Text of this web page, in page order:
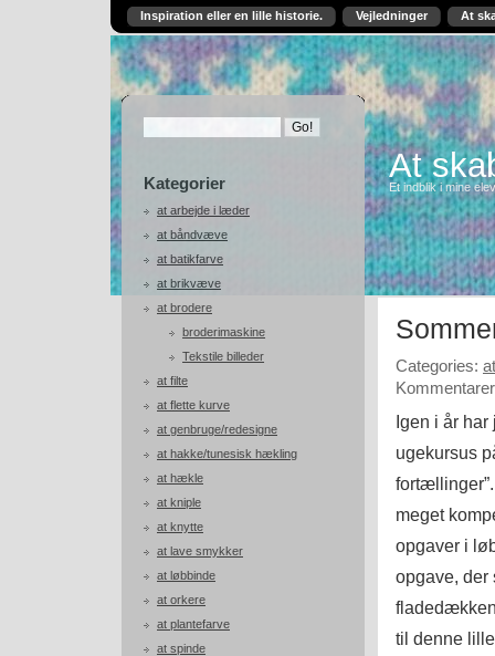
Inspiration eller en lille historie. Vejledninger At
Kategorier
at arbejde i læder
at båndvæve
at batikfarve
at brikvæve
at brodere
broderimaskine
Tekstile billeder
at filte
at flette kurve
at genbruge/redesigne
at hakke/tunesisk hækling
at hækle
at kniple
at knytte
at lave smykker
at løbbinde
at orkere
at plantefarve
at spinde
At
Et indblik i mine
Categories:
Igen i år
ugekursus
meget
opgaver i
opgave, der
til denne